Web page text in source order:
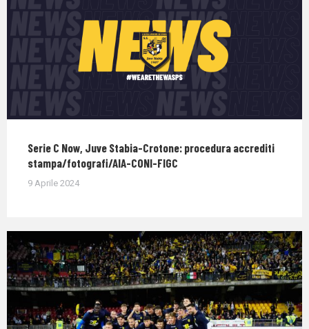
Serie C Now, Juve Stabia-Crotone: procedura accrediti
stampa/fotografi/AIA-CONI-FIGC
9 Aprile 2024